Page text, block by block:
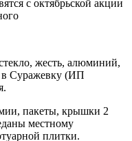
жесть, алюминий,
в Суражевку (ИП
пакеты, крышки 2
местному
плитки.